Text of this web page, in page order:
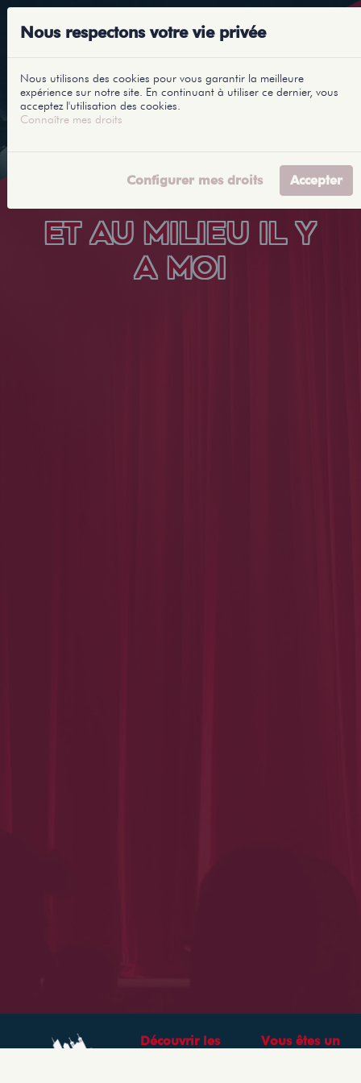
ET AU MILIEU IL Y
A MOI
Découvrir les
Vous êtes un
Nous respectons votre vie privée
Nous utilisons des cookies pour vous garantir la meilleure
expérience sur notre site. En continuant à utiliser ce dernier, vous
acceptez l'utilisation des cookies.
Connaître mes droits
Configurer mes droits Accepter